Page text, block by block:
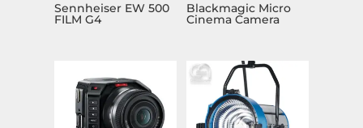
Sennheiser EW 500
FILM G4
Blackmagic Micro
Cinema Camera